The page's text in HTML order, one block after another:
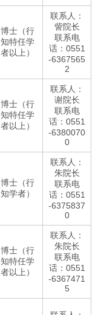
博士（行
知特任学
者以上）
联系人：
訾院长
联系电
话：0551
-6367565
2
博士（行
知特任学
者以上）
联系人：
谢院长
联系电
话：0551
-6380070
0
博士（行
知学者）
联系人：
朱院长
联系电
话：0551
-6375837
0
博士（行
知特任学
者以上）
联系人：
朱院长
联系电
话：0551
-6367471
5